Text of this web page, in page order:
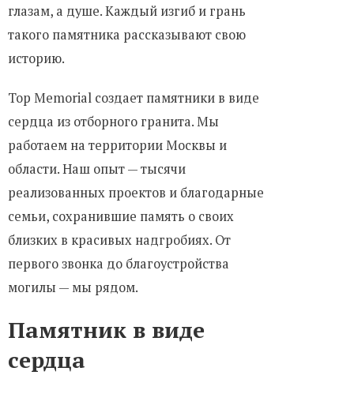
глазам, а душе. Каждый изгиб и грань
такого памятника рассказывают свою
историю.
Top Memorial создает памятники в виде
сердца из отборного гранита. Мы
работаем на территории Москвы и
области. Наш опыт — тысячи
реализованных проектов и благодарные
семьи, сохранившие память о своих
близких в красивых надгробиях. От
первого звонка до благоустройства
могилы — мы рядом.
Памятник в виде
сердца